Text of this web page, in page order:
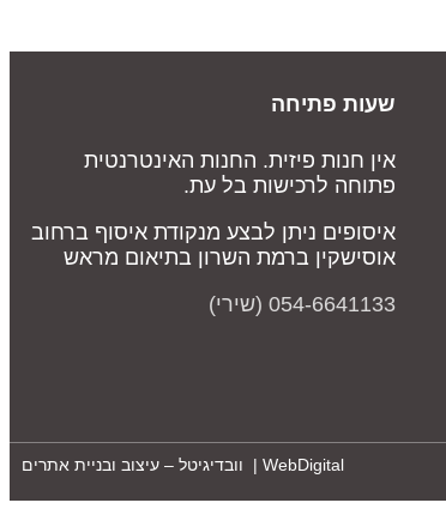
שעות פתיחה
אין חנות פיזית. החנות האינטרנטית
פתוחה לרכישות בל עת.
איסופים ניתן לבצע מנקודת איסוף ברחוב
אוסישקין ברמת השרון בתיאום מראש
054-6641133 (שירי)
WebDigital | וובדיגיטל – עיצוב ובניית אתרים